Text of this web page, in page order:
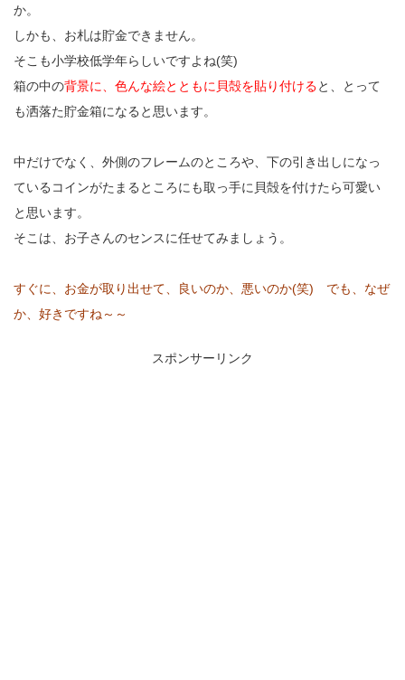
か。
しかも、お札は貯金できません。
そこも小学校低学年らしいですよね(笑)
箱の中の背景に、色んな絵とともに貝殻を貼り付けると、とって
も洒落た貯金箱になると思います。
中だけでなく、外側のフレームのところや、下の引き出しになっ
ているコインがたまるところにも取っ手に貝殻を付けたら可愛い
と思います。
そこは、お子さんのセンスに任せてみましょう。
すぐに、お金が取り出せて、良いのか、悪いのか(笑) でも、なぜ
か、好きですね～～
スポンサーリンク